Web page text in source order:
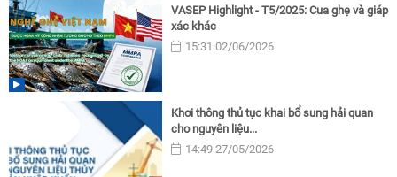
VASEP Highlight - T5/2025: Cua ghẹ và giáp
xác khác
15:31 02/06/2026
Khơi thông thủ tục khai bổ sung hải quan
cho nguyên liệu...
14:49 27/05/2026